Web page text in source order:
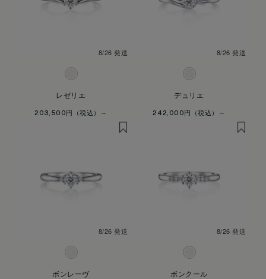
8/26 発送
レゼリエ
203,500円
8/26 発送
デュリエ
242,000円
8/26 発送
ボンレーヴ
8/26 発送
ボンクール